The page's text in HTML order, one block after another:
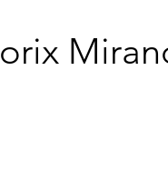
Vetorix Mirano